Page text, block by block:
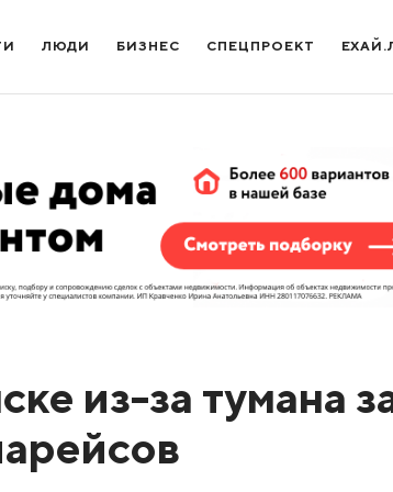
ЛЮДИ БИЗНЕС СПЕЦПРОЕКТ
из-за тумана